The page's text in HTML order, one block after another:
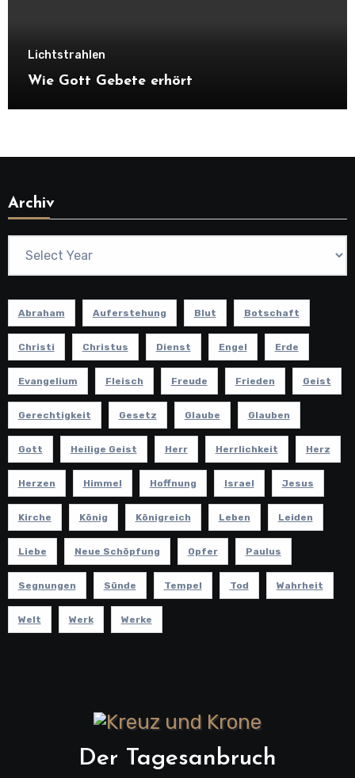
Lichtstrahlen
Wie Gott Gebete erhört
Archiv
Abraham Auferstehung Blut Botschaft
Christi Christus Dienst Engel Erde
Evangelium Fleisch Freude Frieden Geist
Gerechtigkeit Gesetz Glaube Glauben
Gott Heilige Geist Herr Herrlichkeit Herz
Herzen Himmel Hoffnung Israel Jesus
Kirche König Königreich Leben Leiden
Liebe Neue Schöpfung Opfer Paulus
Segnungen Sünde Tempel Tod Wahrheit
Welt Werk Werke
Der Tagesanbruch